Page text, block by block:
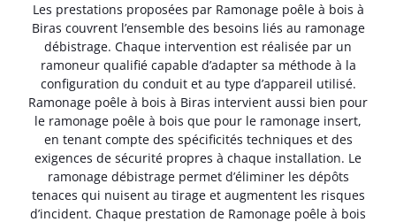
Les prestations proposées par Ramonage poêle à bois à
Biras couvrent l’ensemble des besoins liés au ramonage
débistrage. Chaque intervention est réalisée par un
ramoneur qualifié capable d’adapter sa méthode à la
configuration du conduit et au type d’appareil utilisé.
Ramonage poêle à bois à Biras intervient aussi bien pour
le ramonage poêle à bois que pour le ramonage insert,
en tenant compte des spécificités techniques et des
exigences de sécurité propres à chaque installation. Le
ramonage débistrage permet d’éliminer les dépôts
tenaces qui nuisent au tirage et augmentent les risques
d’incident. Chaque prestation de Ramonage poêle à bois